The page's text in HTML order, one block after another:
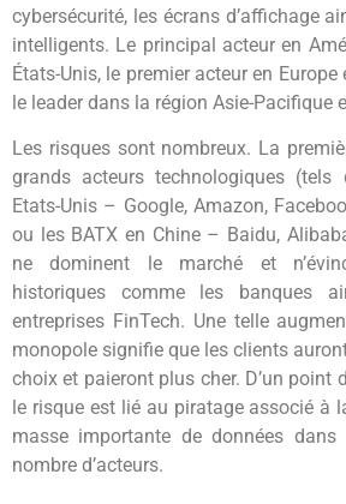
cybersécurité, les écrans d’affichage
intelligents. Le principal acteur en
États-Unis, le premier acteur en
le leader dans la région Asie-Pacifique
Les risques sont nombreux. La
grands acteurs technologiques (tels
Etats-Unis – Google, Amazon,
ou les BATX en Chine – Baidu,
ne dominent le marché et
historiques comme les banques
entreprises FinTech. Une telle
monopole signifie que les clients
choix et paieront plus cher. D’un point
le risque est lié au piratage associé à
masse importante de données
nombre d’acteurs.